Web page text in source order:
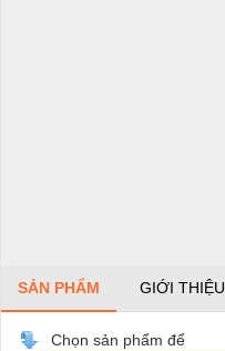
SẢN PHẨM GIỚI THIỆU
Chọn sản phẩm để